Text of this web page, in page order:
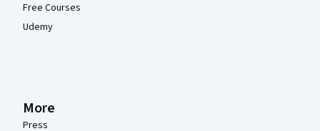
Free Courses
Udemy
More
Press